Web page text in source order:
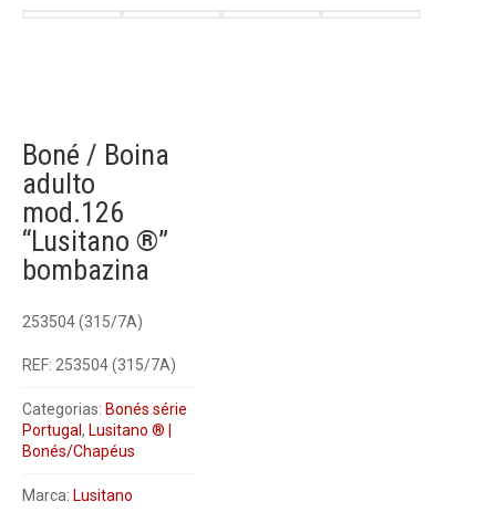
Boné / Boina
adulto
mod.126
“Lusitano ®”
bombazina
253504 (315/7A)
REF: 253504 (315/7A)
Categorias: Bonés série
Portugal , Lusitano ® |
Bonés/Chapéus
Marca: Lusitano